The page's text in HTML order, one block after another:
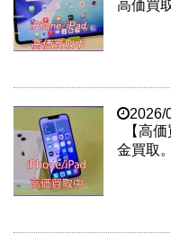
高価買
2026/
【高
金買取。